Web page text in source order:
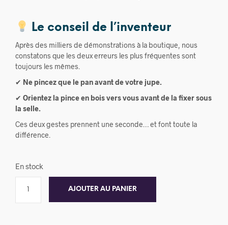
Le conseil de l’inventeur
Après des milliers de démonstrations à la boutique, nous
constatons que les deux erreurs les plus fréquentes sont
toujours les mêmes.
✔ Ne pincez que le pan avant de votre jupe.
✔ Orientez la pince en bois vers vous avant de la fixer sous
la selle.
Ces deux gestes prennent une seconde… et font toute la
différence.
En stock
AJOUTER AU PANIER